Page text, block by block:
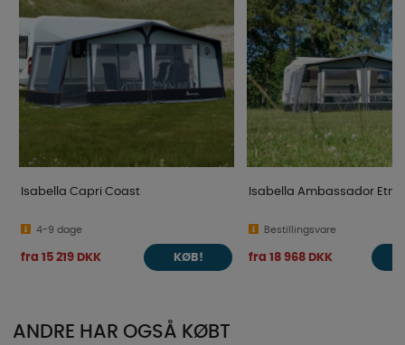
Isabella Capri Coast
4-9 dage
fra 15 219 DKK KØB!
Isabella Ambassador Etna
Bestillingsvare
fra 18 968 DKK
ANDRE HAR OGSÅ KØBT